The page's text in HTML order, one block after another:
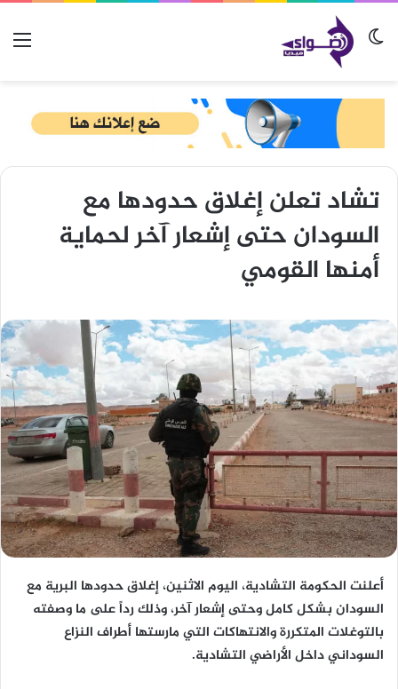
الوضع المظلم
تشاد تعلن إغلاق حدودها مع
السودان حتى إشعار آخر لحماية
أمنها القومي
أعلنت الحكومة التشادية، اليوم الاثنين، إغلاق حدودها البرية مع
السودان بشكل كامل وحتى إشعار آخر، وذلك رداً على ما وصفته
بالتوغلات المتكررة والانتهاكات التي مارستها أطراف النزاع
السوداني داخل الأراضي التشادية.